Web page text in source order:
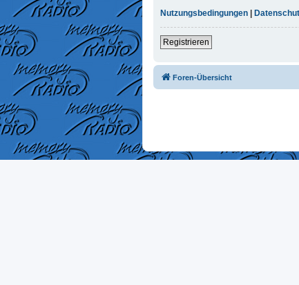
Nutzungsbedingungen
Registrieren
Foren-Übersicht